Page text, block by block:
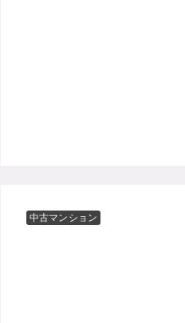
中古マンション